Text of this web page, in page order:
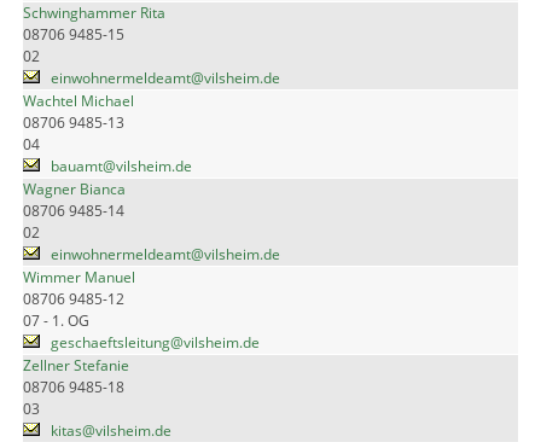
Schwinghammer Rita
08706 9485-15
02
einwohnermeldeamt@vilsheim.de
Wachtel Michael
08706 9485-13
04
bauamt@vilsheim.de
Wagner Bianca
08706 9485-14
02
einwohnermeldeamt@vilsheim.de
Wimmer Manuel
08706 9485-12
07 - 1. OG
geschaeftsleitung@vilsheim.de
Zellner Stefanie
08706 9485-18
03
kitas@vilsheim.de